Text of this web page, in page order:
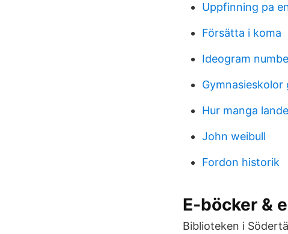
Uppfinning pa
Försätta i koma
Ideogram
Hur manga
John weibull
Fordon historik
E-böcker &
Biblioteken i